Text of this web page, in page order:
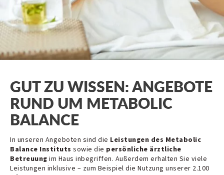
GUT ZU WISSEN: ANGEBOTE
RUND UM METABOLIC
BALANCE
In unseren Angeboten sind die Leistungen des Metabolic
Balance Instituts sowie die persönliche ärztliche
Betreuung im Haus inbegriffen. Außerdem erhalten Sie viele
Leistungen inklusive – zum Beispiel die Nutzung unserer 2.100